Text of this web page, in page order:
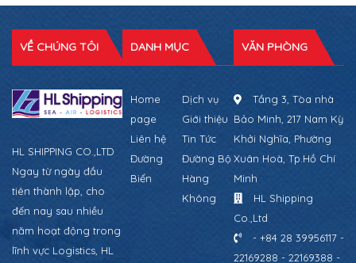
VỀ CHÚNG TÔI
HL SHIPPING CO.,LTD
Ngay từ ngày đầu
tiên thành lập, cho
đến nay sau nhiều
năm hoạt động trong
lĩnh vực Logistics, HL
DANH MỤC
Home
page
Dịch vụ
Giới thiệu
Liên hệ
Tin Tức
Đường
Biển
Đường Bộ
Hàng
Không
VĂN PHÒNG
Tầng 3, Tòa nhà
Bảo Minh, 217 Nam Kỳ
Khởi Nghĩa, Phường
Xuân Hoà, Tp.Hồ Chí
Minh
HL Shipping
Co.,Ltd
- +84 28 39956117 -
22169288 - 22169388 -